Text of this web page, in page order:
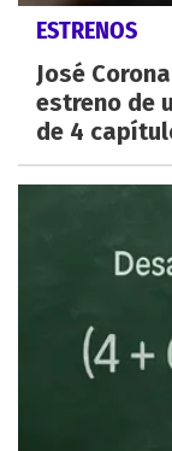
ESTRENOS
José
estreno de
de 4